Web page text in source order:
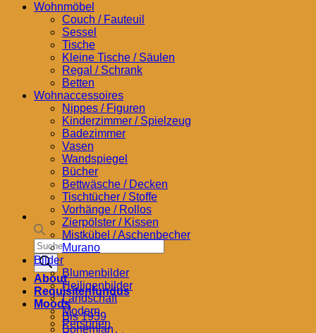
Products
search
About
Requisitenfundus
Moods
Bis 1939
Bohemian
Wohnmöbel
Couch / Fauteuil
Sessel
Tische
Kleine Tische / Säulen
Regal / Schrank
Betten
Wohnaccessoires
Nippes / Figuren
Kinderzimmer / Spielzeug
Badezimmer
Vasen
Wandspiegel
Bücher
Bettwäsche / Decken
Tischtücher / Stoffe
Vorhänge / Rollos
Zierpölster / Kissen
Mistkübel / Aschenbecher
Murano
Bilder
Blumenbilder
Heiligenbilder
Landschaft
Modern
Personen